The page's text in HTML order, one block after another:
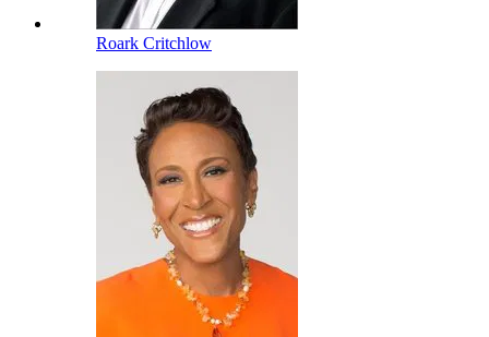
Roark Critchlow